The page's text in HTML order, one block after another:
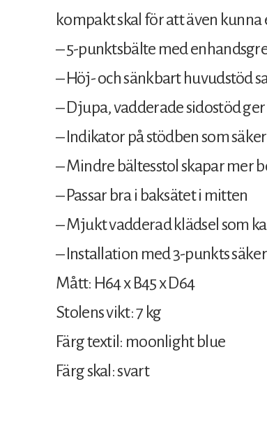
kompakt skal för att även
– 5-punktsbälte med
– Höj- och sänkbart huvudstöd
– Djupa, vadderade sidostöd
– Indikator på stödben som
– Mindre bältesstol skapar mer
– Passar bra i baksätet i mitten
– Mjukt vadderad klädsel som
– Installation med 3-punkts
Mått: H64 x B45 x D64
Stolens vikt: 7 kg
Färg textil: moonlight blue
Färg skal: svart